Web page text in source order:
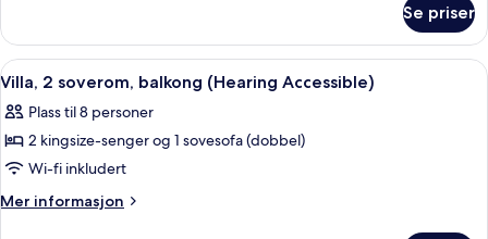
Accessible,
Roll-
In
Shower)
2
soverom,
balkong
Accessible,
Roll-
Shower)
Se priser
Åpne
alle
bildene
av
Villa,
2
Flatskjerm-TV, DVD-spiller,
12
Villa, 2 soverom, balkong (Hearing Accessible)
Plass til 8 personer
2 kingsize-senger og 1 sovesofa (dobbel)
Wi-fi inkludert
Mer informasjon
Mer